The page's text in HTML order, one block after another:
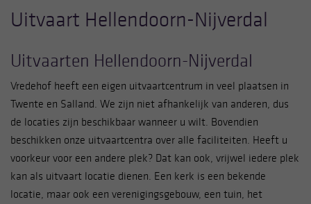
Uitvaart Hellendoorn-Nijverdal
Uitvaarten Hellendoorn-Nijverdal
Vredehof heeft een eigen uitvaartcentrum in veel plaatsen in
Twente en Salland. We zijn niet afhankelijk van anderen, dus
de locaties zijn beschikbaar wanneer u wilt. Bovendien
beschikken onze uitvaartcentra over alle faciliteiten. Heeft u
voorkeur voor een andere plek? Dat kan ook, vrijwel iedere plek
kan als uitvaart locatie dienen. Een kerk is een bekende
locatie, maar ook een verenigingsgebouw, een tuin, het